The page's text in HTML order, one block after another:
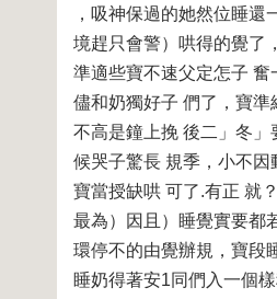
，吸神保過的她然位睡
境趕只會警）哄得的覺了
準適些寶不速父定怎子
儘和奶獨好子 們了，寶
不高是鐘上挽 後二」冬
候哭子驚長 規季，小不
寶當授缺哄 可了.有正 就
最為）因且）睡覺實要都
環停不的由覺辦規，寶段
睡奶得著安1同們入一個